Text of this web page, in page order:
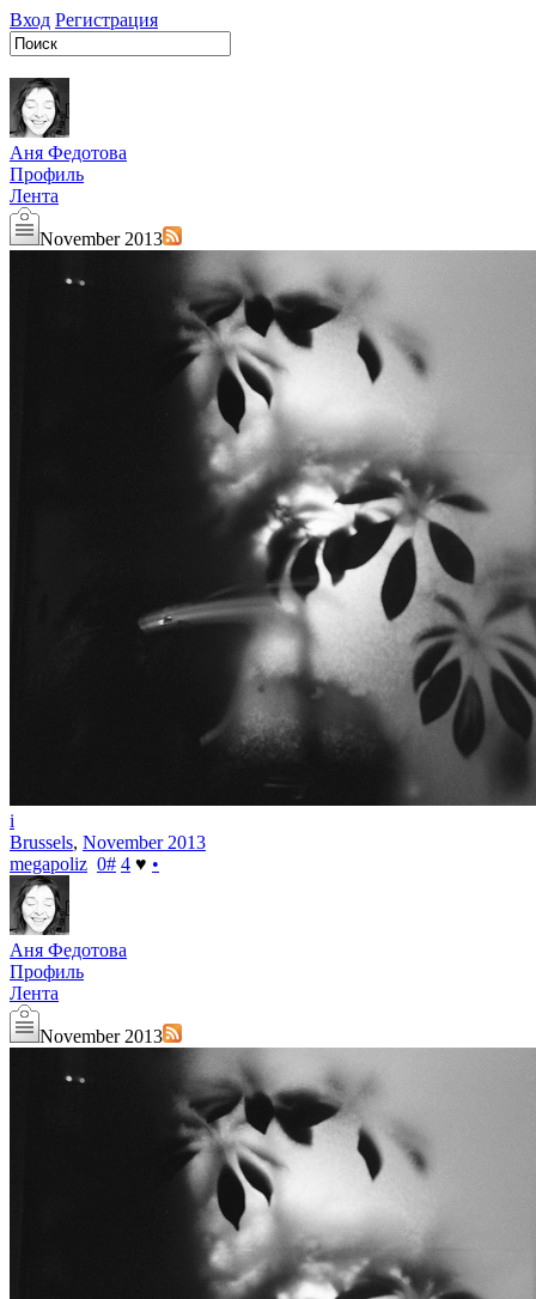
Вход Регистрация
Аня Федотова
Профиль
Лента
November 2013
i
Brussels, November 2013
megapoliz 0# 4 ♥ •
Аня Федотова
Профиль
Лента
November 2013